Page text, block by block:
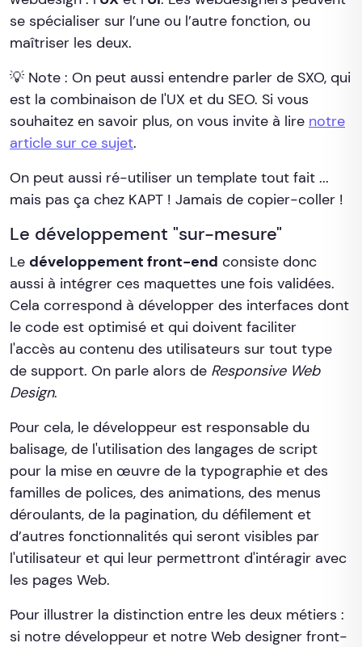
se spécialiser sur l’une ou l’autre fonction, ou
maîtriser les deux.
💡 Note : On peut aussi entendre parler de SXO, qui
est la combinaison de l'UX et du SEO. Si vous
souhaitez en savoir plus, on vous invite à lire notre
article sur ce sujet.
On peut aussi ré-utiliser un template tout fait ...
mais pas ça chez KAPT ! Jamais de copier-coller !
Le développement "sur-mesure"
Le développement front-end consiste donc
aussi à intégrer ces maquettes une fois validées.
Cela correspond à développer des interfaces dont
le code est optimisé et qui doivent faciliter
l'accès au contenu des utilisateurs sur tout type
de support. On parle alors de Responsive Web
Design.
Pour cela, le développeur est responsable du
balisage, de l'utilisation des langages de script
pour la mise en œuvre de la typographie et des
familles de polices, des animations, des menus
déroulants, de la pagination, du défilement et
d’autres fonctionnalités qui seront visibles par
l'utilisateur et qui leur permettront d'intéragir avec
les pages Web.
Pour illustrer la distinction entre les deux métiers :
si notre développeur et notre Web designer front-